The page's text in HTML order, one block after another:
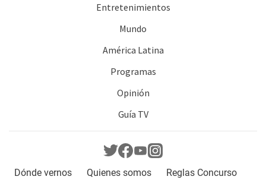
Entretenimientos
Mundo
América Latina
Programas
Opinión
Guía TV
Dónde vernos Quienes somos
Reglas Concurso